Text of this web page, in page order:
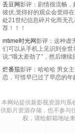
丢豆网影评：剧情很流畅
彼伏,觉得好的观众会觉得
处21世纪信息碎片化而无
荐！！！
mtime时光网影评：这种虚
们可以从手机上见识到全
说:“哦太差劲了”，然后继
烂番茄影评：哈哈哈 男女
恋，可惜早已过了早恋的年
本网站提供新影视资源均系
供影片资源存储，也不参与
权，请给邮箱地址